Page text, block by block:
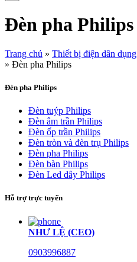
Đèn pha Philips
Trang chủ » Thiết bị điện dân dụng
» Đèn pha Philips
Đèn pha Philips
Đèn tuýp Philips
Đèn âm trần Philips
Đèn ốp trần Philips
Đèn tròn và đèn trụ Philips
Đèn pha Philips
Đèn bàn Philips
Đèn Led dây Philips
Hỗ trợ trực tuyến
NHƯ LỆ (CEO)
0903996887